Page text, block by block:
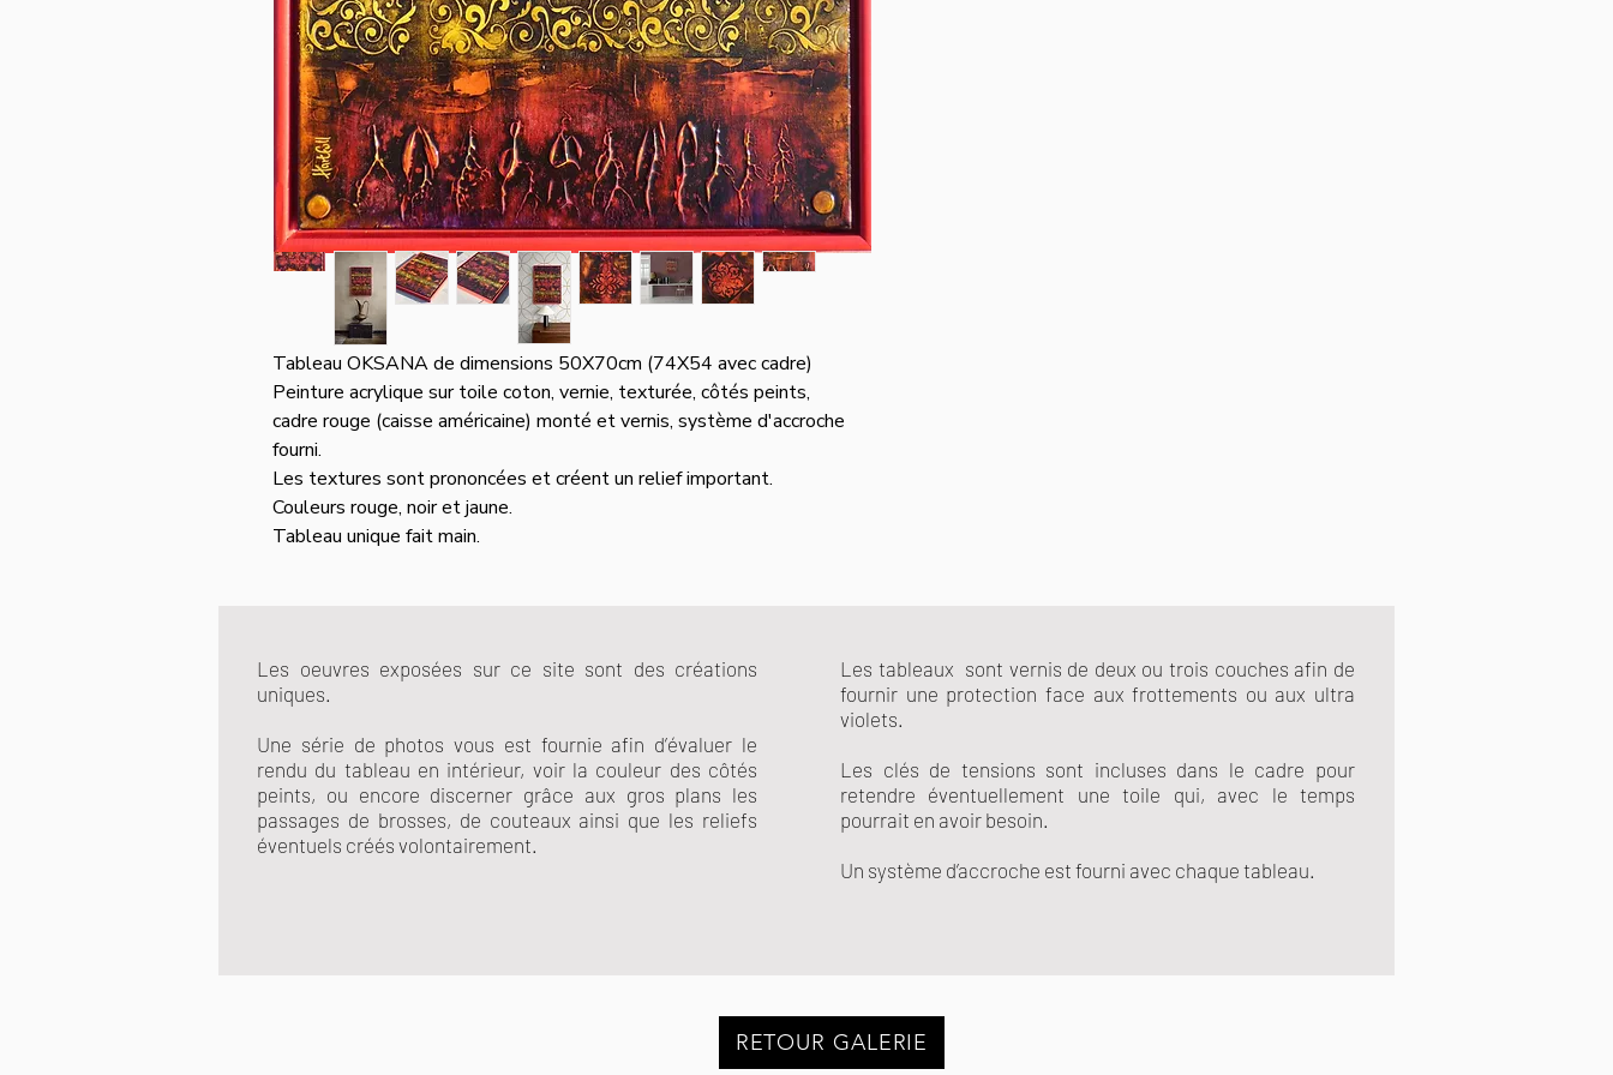
Tableau OKSANA de dimensions 50X70cm (74X54 avec cadre)
Peinture acrylique sur toile coton, vernie, texturée, côtés peints,
cadre rouge (caisse américaine) monté et vernis, système d'accroche
fourni.
Les textures sont prononcées et créent un relief important.
Couleurs rouge, noir et jaune.
Tableau unique fait main.
Les oeuvres exposées sur ce site sont des créations
uniques.
Une série de photos vous est fournie afin d’évaluer le
rendu du tableau en intérieur, voir la couleur des côtés
peints, ou encore discerner grâce aux gros plans les
passages de brosses, de couteaux ainsi que les reliefs
éventuels créés volontairement.
Les tableaux sont vernis de deux ou trois couches afin de
fournir une protection face aux frottements ou aux ultra
violets.
Les clés de tensions sont incluses dans le cadre pour
retendre éventuellement une toile qui, avec le temps
pourrait en avoir besoin.
Un système d’accroche est fourni avec chaque tableau.
RETOUR GALERIE